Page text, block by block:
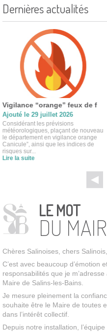
Dernières actualités
Vigilance “orange” feux de f
Ajouté le 29 juillet 2026
Considérant les prévisions
météorologiques, plaçant de nouveau
le département en vigilance orange
Canicule”, ainsi que les indices de
risques sur...
Lire la suite
LE MOT
DU
Chères Salinoises, chers Salinois,
C’est avec beaucoup d’émotion
responsabilités que je
Maire de Salins-les-Bains.
Je mesure pleinement la
souhaite être le Maire de toutes
dans l’intérêt collectif.
Depuis notre installation,